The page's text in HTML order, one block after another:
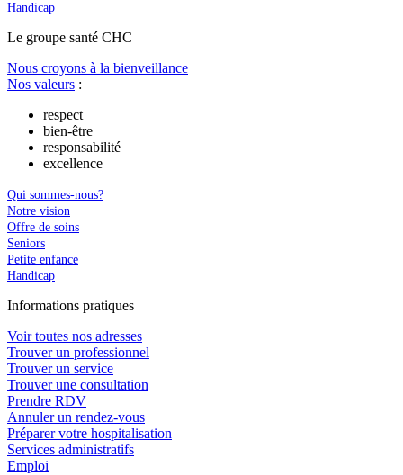
Handicap
Le groupe santé CHC
Nous croyons à la bienveillance
Nos valeurs :
respect
bien-être
responsabilité
excellence
Qui sommes-nous?
Notre vision
Offre de soins
Seniors
Petite enfance
Handicap
Informations pratiques
Voir toutes nos adresses
Trouver un professionnel
Trouver un service
Trouver une consultation
Prendre RDV
Annuler un rendez-vous
Préparer votre hospitalisation
Services administratifs
Emploi​